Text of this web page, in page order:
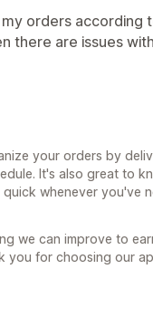
orders according
there are issues
your orders by
It's also great to
whenever you've
we can improve to
you for choosing our